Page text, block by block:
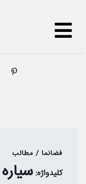
فضانما / مطالب
کلیدواژه: